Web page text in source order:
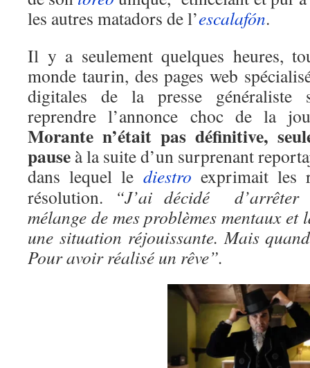
les autres matadors de l’escalafón.
Il y a seulement quelques heures,
monde taurin, des pages web
digitales de la presse généraliste
reprendre l’annonce choc de la
Morante n’était pas définitive,
pause à la suite d’un surprenant
dans lequel le diestro exprimait les
résolution.
“J’ai décidé d’arrêter
mélange de mes problèmes mentaux et
une situation réjouissante. Mais
Pour avoir réalisé un rêve”.